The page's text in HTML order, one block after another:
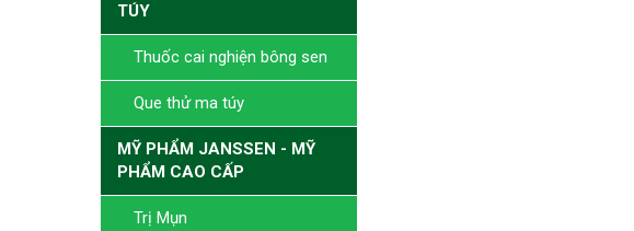
TÚY
Thuốc cai nghiện bông sen
Que thử ma túy
MỸ PHẨM JANSSEN - MỸ
PHẨM CAO CẤP
Trị Mụn